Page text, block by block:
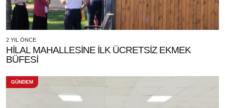
2 YIL ÖNCE
HİLAL MAHALLESİNE İLK ÜCRETSİZ EKMEK
BÜFESİ
GÜNDEM